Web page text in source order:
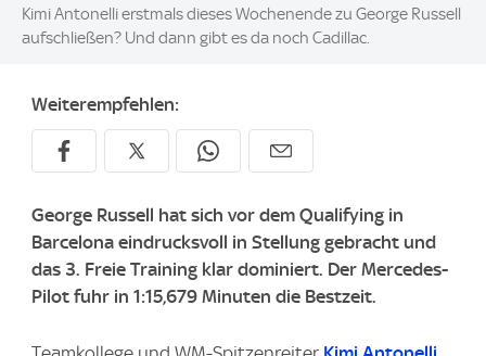
Kimi Antonelli erstmals dieses Wochenende zu George Russell
aufschließen? Und dann gibt es da noch Cadillac.
Weiterempfehlen:
George Russell hat sich vor dem Qualifying in
Barcelona eindrucksvoll in Stellung gebracht und
das 3. Freie Training klar dominiert. Der Mercedes-
Pilot fuhr in 1:15,679 Minuten die Bestzeit.